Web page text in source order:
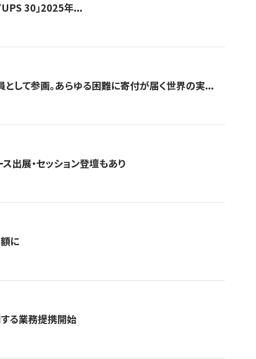
30」2025年...
として参画。あらゆる困難に寄付が届く世界の実...
出展・セッション登壇もあり
に
する業務提携開始